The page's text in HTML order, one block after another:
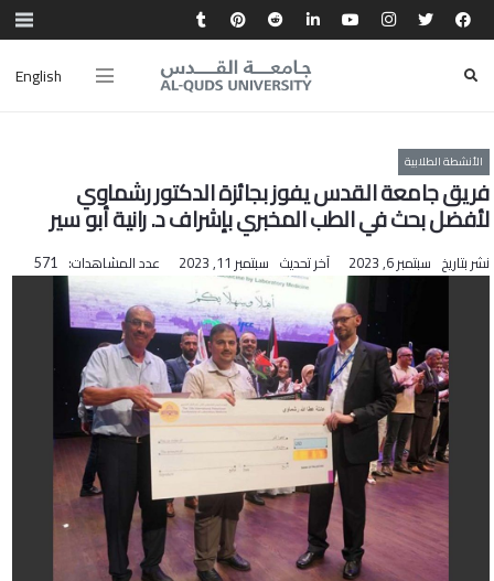
English
الأنشطة الطلابية
فريق جامعة القدس يفوز بجائزة الدكتور رشماوي
لأفضل بحث في الطب المخبري بإشراف د. رانية أبو سير
نشر بتاريخ سبتمبر 6, 2023 آخر تحديث سبتمبر 11, 2023 عدد المشاهدات: 571